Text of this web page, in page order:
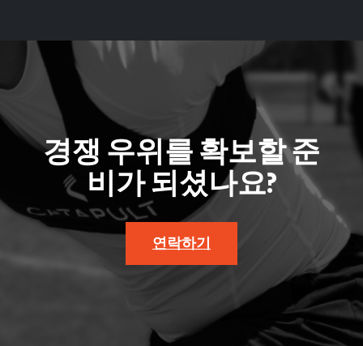
경쟁 우위를 확보할 준
비가 되셨나요?
연락하기